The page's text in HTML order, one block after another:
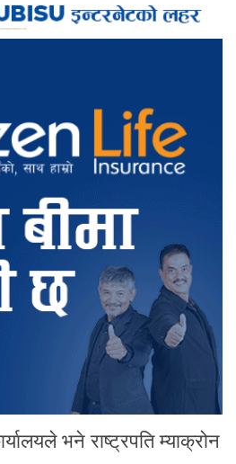
भने राष्ट्रपति म्याक्रोन